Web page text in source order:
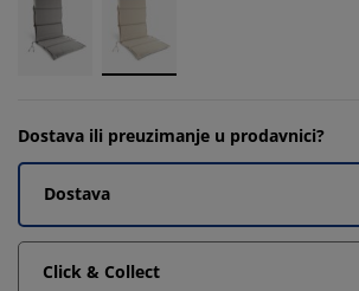
Dostava ili preuzimanje u prodavnici?
Dostava
Click & Collect